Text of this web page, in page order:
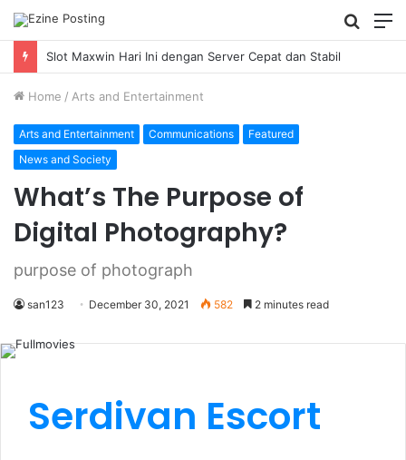
Search
for
Slot Maxwin Hari Ini dengan Server Cepat dan Stabil
Home / Arts and Entertainment
Arts and Entertainment Communications
Featured
News and Society
What’s The Purpose of
Digital Photography?
purpose of photograph
san123 December 30, 2021 582 2 minutes read
Serdivan Escort